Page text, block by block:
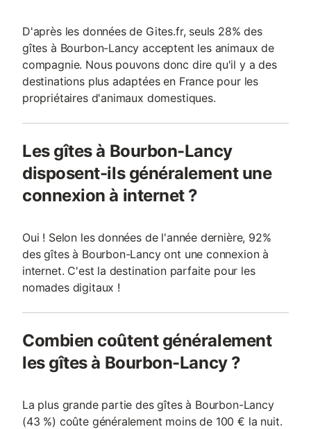
D'après les données de Gites.fr, seuls 28% des
gîtes à Bourbon-Lancy acceptent les animaux de
compagnie. Nous pouvons donc dire qu'il y a des
destinations plus adaptées en France pour les
propriétaires d'animaux domestiques.
Les gîtes à Bourbon-Lancy
disposent-ils généralement une
connexion à internet ?
Oui ! Selon les données de l'année dernière, 92%
des gîtes à Bourbon-Lancy ont une connexion à
internet. C'est la destination parfaite pour les
nomades digitaux !
Combien coûtent généralement
les gîtes à Bourbon-Lancy ?
La plus grande partie des gîtes à Bourbon-Lancy
(43 %) coûte généralement moins de 100 € la nuit.